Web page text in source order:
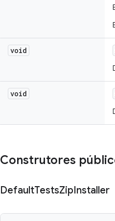
void
void
Construtores
DefaultTestsZipInstaller